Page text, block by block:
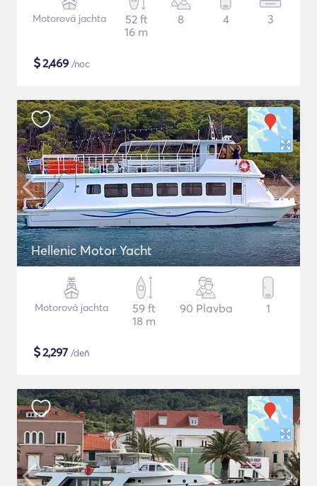
Motorová jachta
52 ft
16 m
8 4 3
$2,469 /noc
Hellenic Motor Yacht
Motorová jachta
59 ft
18 m
90 Plavba 1
$2,297 /deň